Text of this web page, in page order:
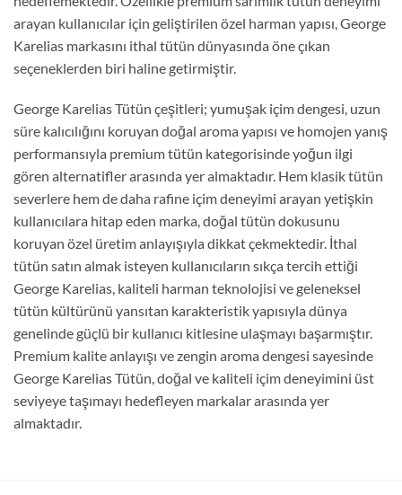
arayan kullanıcılar için geliştirilen özel harman yapısı, George
Karelias markasını ithal tütün dünyasında öne çıkan
seçeneklerden biri haline getirmiştir.
George Karelias Tütün çeşitleri; yumuşak içim dengesi, uzun
süre kalıcılığını koruyan doğal aroma yapısı ve homojen yanış
performansıyla premium tütün kategorisinde yoğun ilgi
gören alternatifler arasında yer almaktadır. Hem klasik tütün
severlere hem de daha rafine içim deneyimi arayan yetişkin
kullanıcılara hitap eden marka, doğal tütün dokusunu
koruyan özel üretim anlayışıyla dikkat çekmektedir. İthal
tütün satın almak isteyen kullanıcıların sıkça tercih ettiği
George Karelias, kaliteli harman teknolojisi ve geleneksel
tütün kültürünü yansıtan karakteristik yapısıyla dünya
genelinde güçlü bir kullanıcı kitlesine ulaşmayı başarmıştır.
Premium kalite anlayışı ve zengin aroma dengesi sayesinde
George Karelias Tütün, doğal ve kaliteli içim deneyimini üst
seviyeye taşımayı hedefleyen markalar arasında yer
almaktadır.